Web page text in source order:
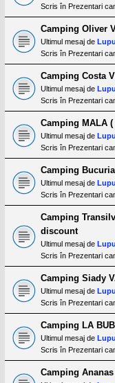
Scris în Prezentari
Camping Oliver
Ultimul mesaj de
Scris în Prezentari
Camping Costa
Ultimul mesaj de
Scris în Prezentari
Camping MALA
Ultimul mesaj de
Scris în Prezentari
Camping
Ultimul mesaj de
Scris în Prezentari
Camping
discount
Ultimul mesaj de
Scris în Prezentari
Camping Siady
Ultimul mesaj de
Scris în Prezentari
Camping LA
Ultimul mesaj de
Scris în Prezentari
Camping